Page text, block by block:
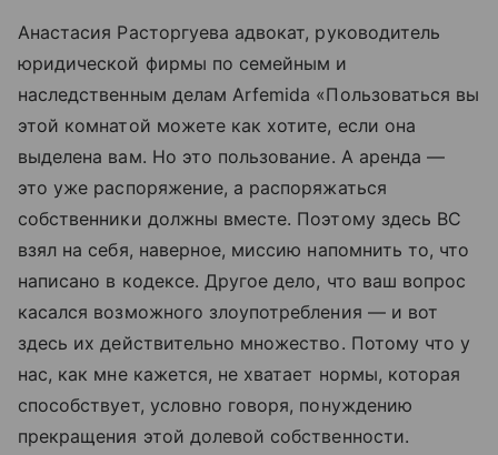
Анастасия Расторгуева адвокат, руководитель
юридической фирмы по семейным и
наследственным делам Arfemida «Пользоваться вы
этой комнатой можете как хотите, если она
выделена вам. Но это пользование. А аренда —
это уже распоряжение, а распоряжаться
собственники должны вместе. Поэтому здесь ВС
взял на себя, наверное, миссию напомнить то, что
написано в кодексе. Другое дело, что ваш вопрос
касался возможного злоупотребления — и вот
здесь их действительно множество. Потому что у
нас, как мне кажется, не хватает нормы, которая
способствует, условно говоря, понуждению
прекращения этой долевой собственности.